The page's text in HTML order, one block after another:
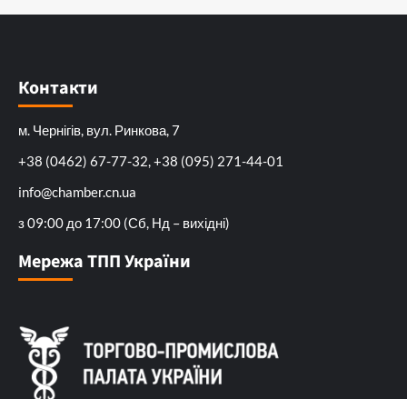
Контакти
м. Чернігів, вул. Ринкова, 7
+38 (0462) 67-77-32, +38 (095) 271-44-01
info@chamber.cn.ua
з 09:00 до 17:00 (Сб, Нд – вихідні)
Мережа ТПП України